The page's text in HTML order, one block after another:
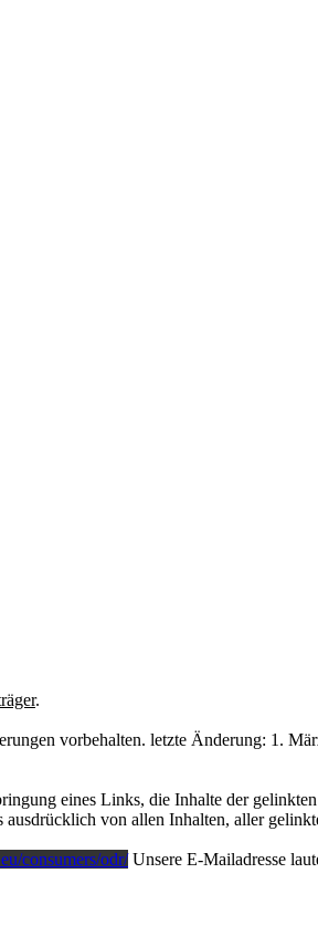
.
vorbehalten. letzte Änderung: 1.
eines Links, die Inhalte der
von allen Inhalten, aller
consumers/odr/Unsere E-Mailadresse